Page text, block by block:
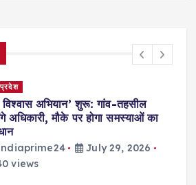
अभियान’ शुरू: गांव-तहसील
अधिकारी, मौके पर होगा समस्याओं का
July 29, 2026
views